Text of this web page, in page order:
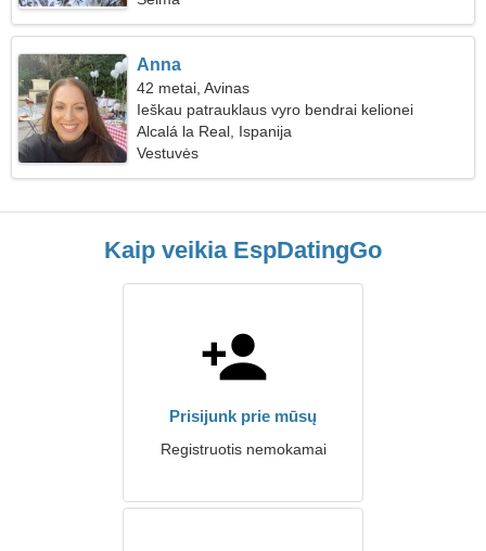
Anna
42 metai, Avinas
Ieškau patrauklaus vyro bendrai kelionei
Alcalá la Real, Ispanija
Vestuvės
Kaip veikia EspDatingGo
Prisijunk prie mūsų
Registruotis nemokamai